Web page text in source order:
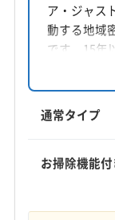
ア・ジャス
動する地域
です。15年
な作業と
防カビコー
数台割引も
通常タイプ
お掃除機能付